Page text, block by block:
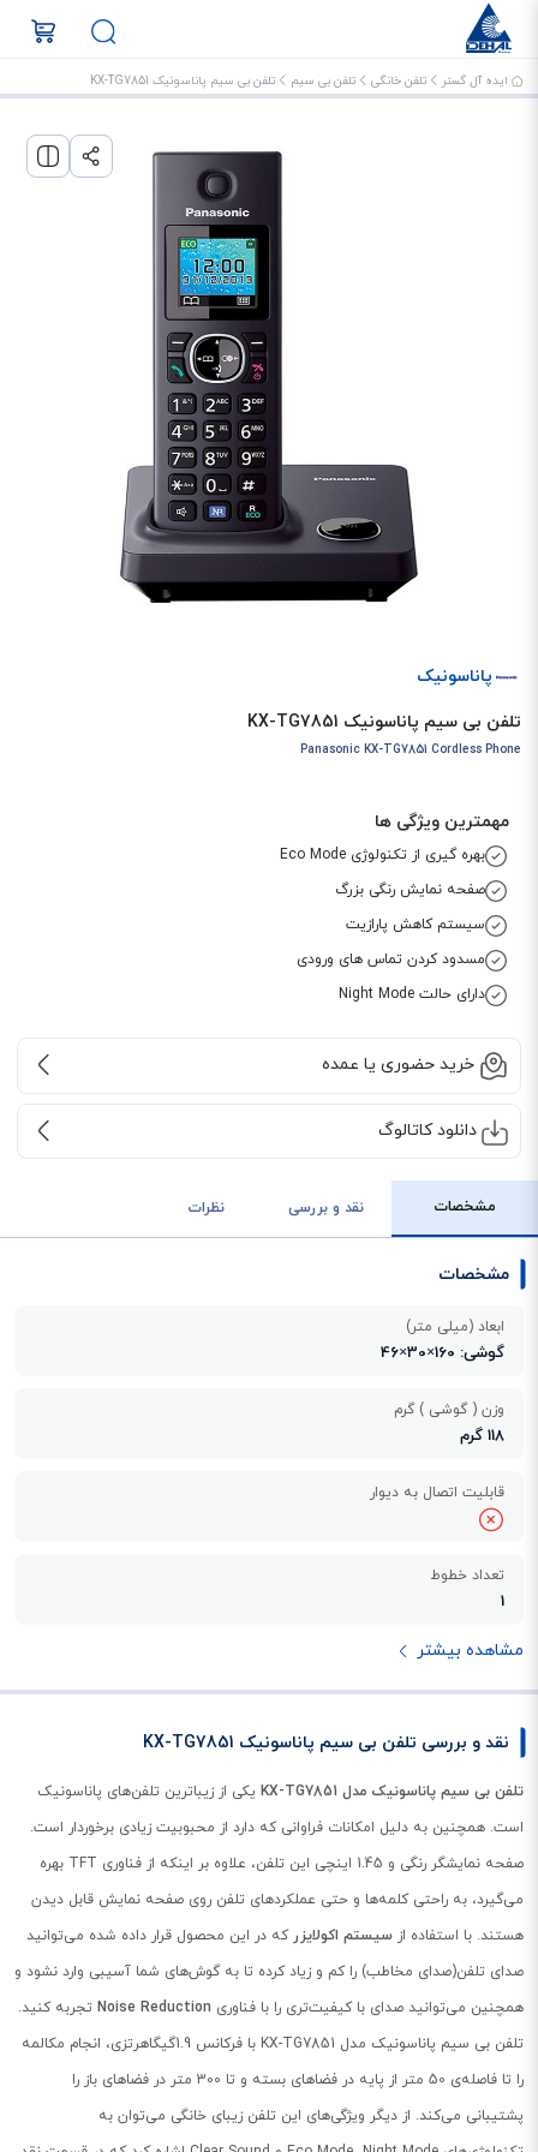
ایده آل گستر تلفن خانگی تلفن بی سیم تلفن بی سیم پاناسونیک KX-TG7851
پاناسونیک
تلفن بی سیم پاناسونیک KX-TG7851
Panasonic KX-TG7851 Cordless Phone
مهمترین ویژگی ها
بهره گیری از تکنولوژی Eco Mode
صفحه نمایش رنگی بزرگ
سیستم کاهش پارازیت
مسدود کردن تماس های ورودی
دارای حالت Night Mode
خرید حضوری یا عمده
دانلود کاتالوگ
مشخصات نقد و بررسی نظرات
مشخصات
ابعاد (میلی متر)
گوشی: 160×30×46
وزن ( گوشی ) گرم
118 گرم
قابلیت اتصال به دیوار
تعداد خطوط
مشاهده بیشتر
نقد و بررسی تلفن بی سیم پاناسونیک KX-TG7851
تلفن بی سیم پاناسونیک مدل KX-TG7851
یکی از زیباترین تلفن‌های پاناسونیک
است. همچنین به دلیل امکانات فراوانی که دارد از محبوبیت زیادی برخوردار است.
صفحه نمایشگر رنگی و 1.45 اینچی این تلفن، علاوه بر اینکه از فناوری TFT بهره
می‌گیرد، به راحتی کلمه‌ها و حتی عملکردهای تلفن روی صفحه نمایش قابل دیدن
هستند. با استفاده ازسیستم اکولایزر که در این محصول قرار داده شده می‌توانید
صدای تلفن(صدای مخاطب) را کم و زیاد کرده تا به گوش‌های شما آسیبی وارد نشود و
همچنین می‌توانید صدای با کیفیت‌تری را با فناوریNoise Reductionتجربه کنید.
تلفن بی سیم پاناسونیک مدل KX-TG7851 با فرکانس 1.9گیگاهرتزی، انجام مکالمه
را تا فاصله‌ی 50 متر از پایه در فضاهای بسته و تا 300 متر در فضاهای باز را
پشتیبانی می‌کند. از دیگر ویژگی‌های این تلفن زیبای خانگی می‌توان به